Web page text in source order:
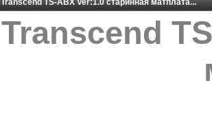
Transcend TS-ABX Ver:1.0 старинная матплата...
Transcend